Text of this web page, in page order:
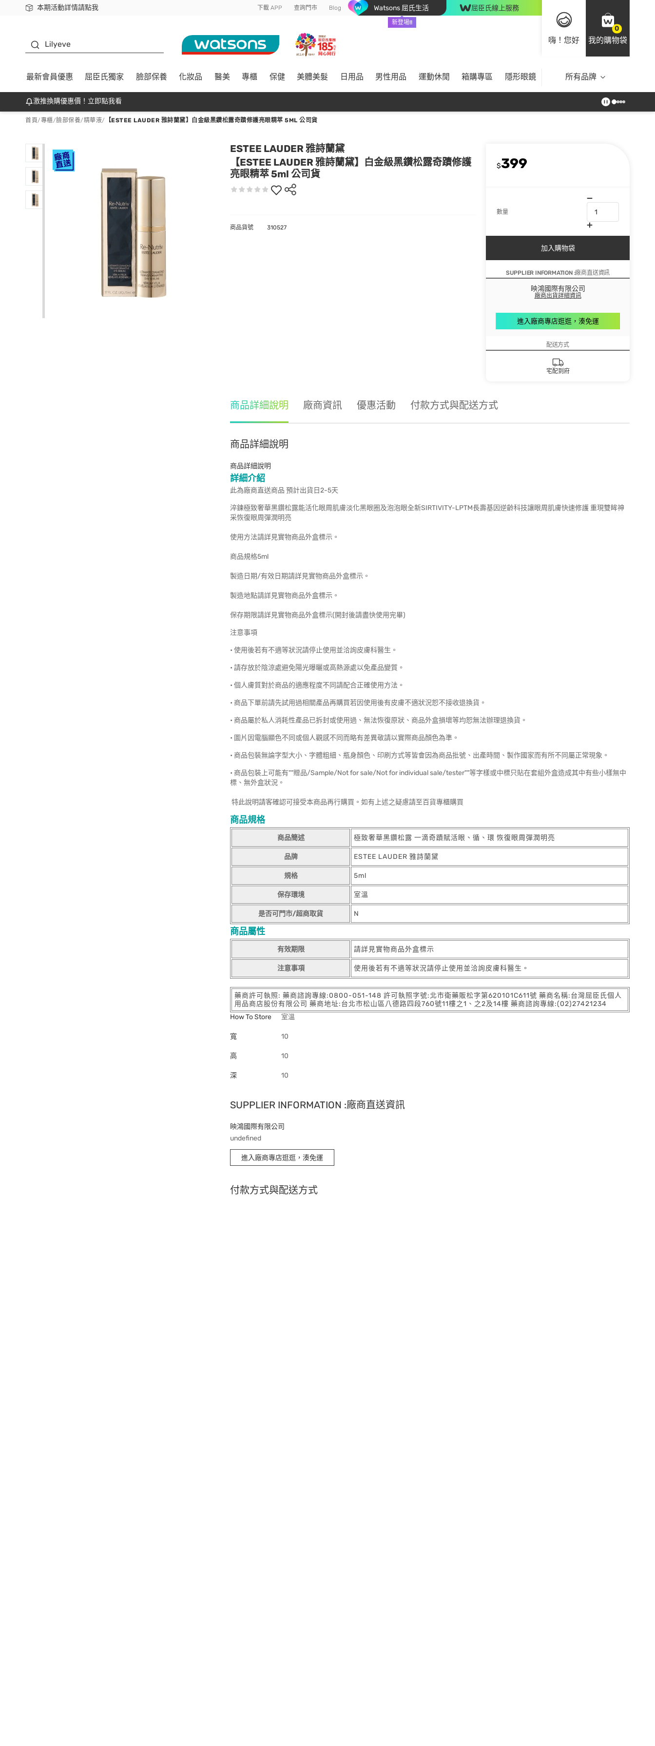
本期活動詳情請點我
下載app最高回饋$350 下載 APP 查詢門市 Blog Watsons 屈氏生活
新登場!!
屈臣氏線上服務
嗨！您好
0
我的購物袋
Lilyeve
最新會員優惠 屈臣氏獨家 臉部保養 化妝品 醫美 專櫃 保健 美體美髮 日用品 男性用品 運動休閒 箱購專區 隱形眼鏡 所有品牌
激推換購優惠價！立即點我看
首頁/專櫃/臉部保養/精華液/ 【ESTEE LAUDER 雅詩蘭黛】白金級黑鑽松露奇蹟修護亮眼精萃 5ML 公司貨
ESTEE LAUDER 雅詩蘭黛
【ESTEE LAUDER 雅詩蘭黛】白金級黑鑽松露奇蹟修護
亮眼精萃 5ml 公司貨
$399
數量
加入購物袋
SUPPLIER INFORMATION :廠商直送資訊
映鴻國際有限公司
廠商出貨詳細資訊
進入廠商專店逛逛，湊免運
配送方式
宅配到府
商品貨號 310527
商品詳細說明 廠商資訊 優惠活動 付款方式與配送方式
商品詳細說明
商品詳細說明
詳細介紹
此為廠商直送商品 預計出貨日2-5天
淬鍊極致奢華黑鑽松露能活化眼周肌膚淡化黑眼圈及泡泡眼全新SIRTIVITY-LPTM長壽基因逆齡科技讓眼周肌膚快速修護 重現雙眸神
采恢復眼周彈潤明亮
使用方法請詳見實物商品外盒標示。
商品規格5ml
製造日期/有效日期請詳見實物商品外盒標示。
製造地點請詳見實物商品外盒標示。
保存期限請詳見實物商品外盒標示(開封後請盡快使用完畢)
注意事項
• 使用後若有不適等狀況請停止使用並洽詢皮膚科醫生。
• 請存放於陰涼處避免陽光曝曬或高熱源處以免產品變質。
• 個人膚質對於商品的適應程度不同請配合正確使用方法。
• 商品下單前請先試用過相關產品再購買若因使用後有皮膚不適狀況恕不接收退換貨。
• 商品屬於私人消耗性產品已拆封或使用過、無法恢復原狀、商品外盒損壞等均恕無法辦理退換貨。
• 圖片因電腦顯色不同或個人觀感不同而略有差異敬請以實際商品顏色為準。
• 商品包裝無論字型大小、字體粗細、瓶身顏色、印刷方式等皆會因為商品批號、出產時間、製作國家而有所不同屬正常現象。
• 商品包裝上可能有""贈品/Sample/Not for sale/Not for individual sale/tester""等字樣或中標只貼在套組外盒造成其中有些小樣無中
標、無外盒狀況。
特此說明請客確認可接受本商品再行購買。如有上述之疑慮請至百貨專櫃購買
商品規格
商品簡述 極致奢華黑鑽松露 一滴奇蹟賦活眼、循、環 恢復眼周彈潤明亮
品牌 ESTEE LAUDER 雅詩蘭黛
規格 5ml
保存環境 室溫
是否可門市/超商取貨 N
商品屬性
有效期限 請詳見實物商品外盒標示
注意事項 使用後若有不適等狀況請停止使用並洽詢皮膚科醫生。
藥商許可執照: 藥商諮詢專線:0800-051-148 許可執照字號:北市衛藥販松字第620101C611號 藥商名稱:台灣屈臣氏個人
用品商店股份有限公司 藥商地址:台北市松山區八德路四段760號11樓之1、之2及14樓 藥商諮詢專線:(02)27421234
How To Store
室溫
寬 10
高 10
深 10
SUPPLIER INFORMATION :廠商直送資訊
映鴻國際有限公司
undefined
進入廠商專店逛逛，湊免運
付款方式與配送方式